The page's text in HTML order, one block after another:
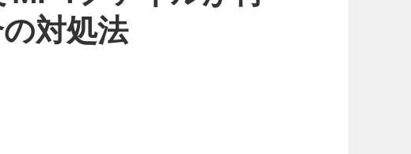
対処法